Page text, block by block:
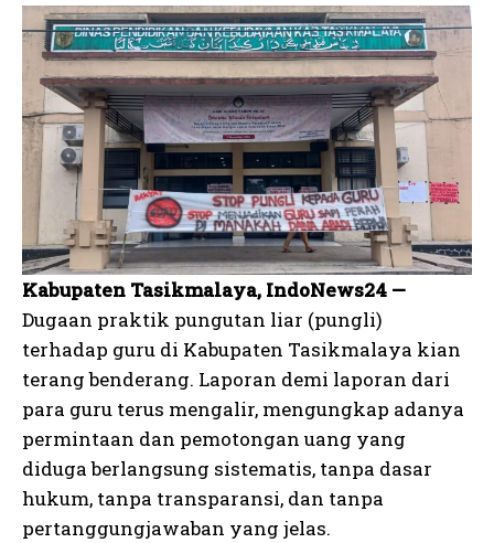
Kabupaten Tasikmalaya, IndoNews24 —
Dugaan praktik pungutan liar (pungli)
terhadap guru di Kabupaten Tasikmalaya kian
terang benderang. Laporan demi laporan dari
para guru terus mengalir, mengungkap adanya
permintaan dan pemotongan uang yang
diduga berlangsung sistematis, tanpa dasar
hukum, tanpa transparansi, dan tanpa
pertanggungjawaban yang jelas.